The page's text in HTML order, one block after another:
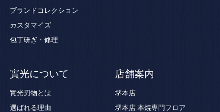
ブランドコレクション
カスタマイズ
包丁研ぎ・修理
實光について
實光刃物とは
選ばれる理由
店舗案内
堺本店
堺本店 本焼専門フロア